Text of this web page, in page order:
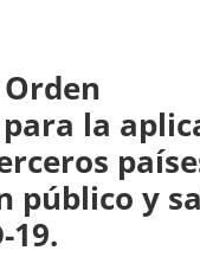
la
público y
19.